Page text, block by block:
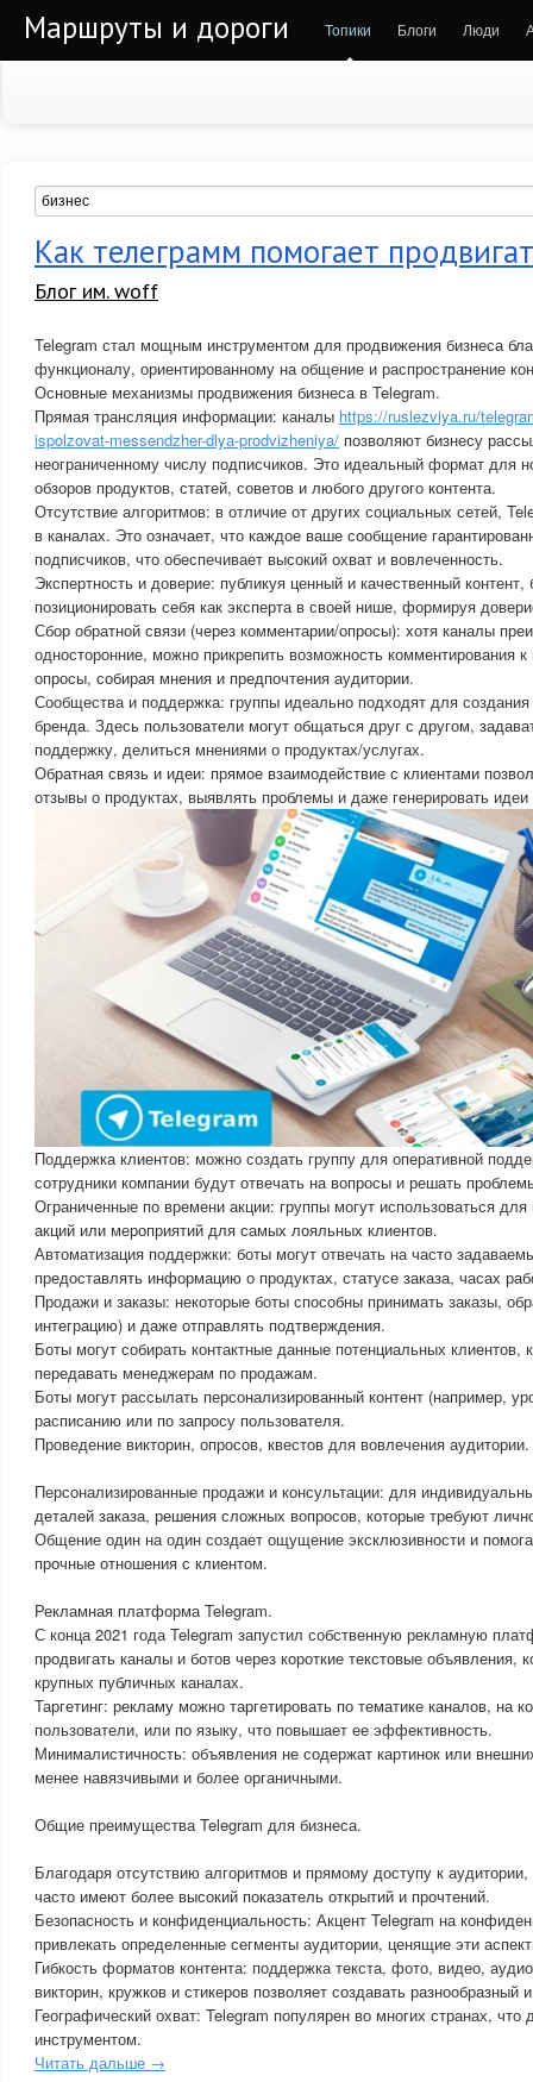
Маршруты и дороги Топики Блоги Люди
Как телеграмм помогает
Блог им. woff
Telegram стал мощным инструментом для продвижения бизнеса
функционалу, ориентированному на общение и распространение
Основные механизмы продвижения бизнеса в Telegram.
Прямая трансляция информации: каналы https://ruslezviya.ru/
ispolzovat-messendzher-dlya-prodvizheniya/ позволяют бизнесу
неограниченному числу подписчиков. Это идеальный формат для
обзоров продуктов, статей, советов и любого другого контента.
Отсутствие алгоритмов: в отличие от других социальных сетей,
в каналах. Это означает, что каждое ваше сообщение
подписчиков, что обеспечивает высокий охват и вовлеченность.
Экспертность и доверие: публикуя ценный и качественный
позиционировать себя как эксперта в своей нише, формируя
Сбор обратной связи (через комментарии/опросы): хотя каналы
односторонние, можно прикрепить возможность комментирования
опросы, собирая мнения и предпочтения аудитории.
Сообщества и поддержка: группы идеально подходят для
бренда. Здесь пользователи могут общаться друг с другом,
поддержку, делиться мнениями о продуктах/услугах.
Обратная связь и идеи: прямое взаимодействие с клиентами
отзывы о продуктах, выявлять проблемы и даже генерировать
Поддержка клиентов: можно создать группу для оперативной
сотрудники компании будут отвечать на вопросы и решать
Ограниченные по времени акции: группы могут использоваться
акций или мероприятий для самых лояльных клиентов.
Автоматизация поддержки: боты могут отвечать на часто
предоставлять информацию о продуктах, статусе заказа, часах
Продажи и заказы: некоторые боты способны принимать заказы,
интеграцию) и даже отправлять подтверждения.
Боты могут собирать контактные данные потенциальных клиентов,
передавать менеджерам по продажам.
Боты могут рассылать персонализированный контент (например,
расписанию или по запросу пользователя.
Проведение викторин, опросов, квестов для вовлечения аудитории.
Персонализированные продажи и консультации: для
деталей заказа, решения сложных вопросов, которые требуют
Общение один на один создает ощущение эксклюзивности и
прочные отношения с клиентом.
Рекламная платформа Telegram.
С конца 2021 года Telegram запустил собственную рекламную
продвигать каналы и ботов через короткие текстовые объявления,
крупных публичных каналах.
Таргетинг: рекламу можно таргетировать по тематике каналов, на
пользователи, или по языку, что повышает ее эффективность.
Минималистичность: объявления не содержат картинок или
менее навязчивыми и более органичными.
Общие преимущества Telegram для бизнеса.
Благодаря отсутствию алгоритмов и прямому доступу к
часто имеют более высокий показатель открытий и прочтений.
Безопасность и конфиденциальность: Акцент Telegram на
привлекать определенные сегменты аудитории, ценящие эти
Гибкость форматов контента: поддержка текста, фото, видео,
викторин, кружков и стикеров позволяет создавать разнообразный
Географический охват: Telegram популярен во многих странах, что
инструментом.
Читать дальше →